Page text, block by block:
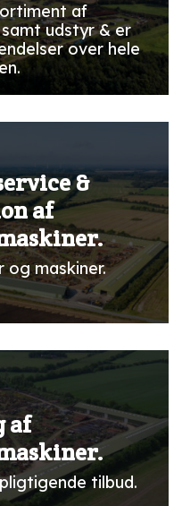
af
udstyr & er
over hele
&
af
og maskiner.
af
tilbud.